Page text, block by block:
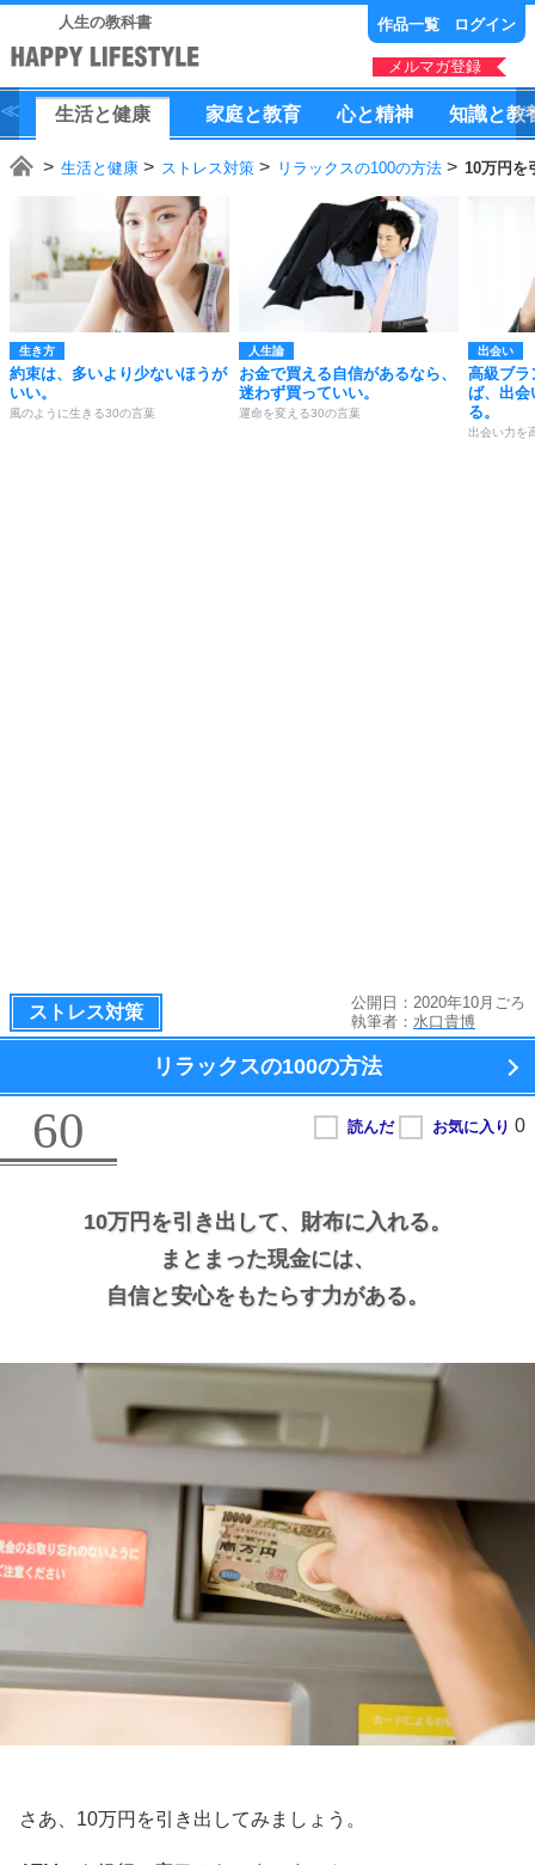
人生の教科書 作品一覧 ログイン
メルマガ登録
生活と健康 家庭と教育 心と精神 知識と教
生活と健康 ストレス対策 リラックスの100の方法 10万円を
生き方
約束は、多いより少ないほうが
いい。
風のように生きる30の言葉
人生論
お金で買える自信があるなら、
迷わず買っていい。
運命を変える30の言葉
出会い
高級ブラ
ば、出会
る。
出会い力を
ストレス対策
公開日：2020年10月ごろ
執筆者： 水口貴博
リラックスの100の方法
60
10万円を引き出して、 財布に入れる。
まとまった現金には、
自信と安心をもたらす力がある。
さあ、10万円を引き出してみましょう。